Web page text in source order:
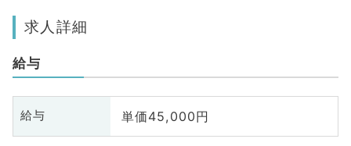
求人詳細
給与
給与 単価45,000円